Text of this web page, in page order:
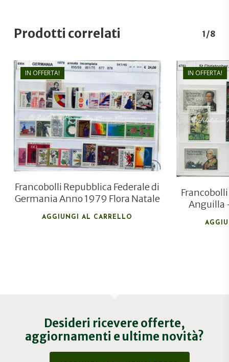
Prodotti correlati 1/8
IN OFFERTA!
€24,00
€15,00
Francobolli Repubblica Federale di
Germania Anno 1979 Flora Natale
AGGIUNGI AL CARRELLO
IN OFFERTA!
Anguilla
Desideri ricevere offerte,
aggiornamenti e ultime novità?